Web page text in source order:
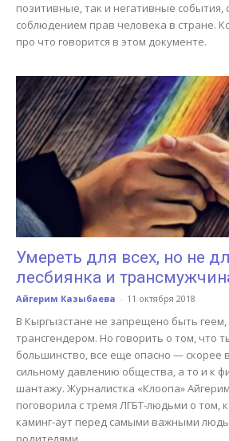
позитивные, так и негативные события,
соблюдением прав человека в стране.
про что говорится в этом документе.
Умереть для всех, но не
лесбиянка и
Айгерим Казыбаева - 11 октября 2018
В Кыргызстане не запрещено быть геем,
трансгендером. Но говорить о том, что
большинство, все еще опасно — скорее
сильному давлению общества, а то и к
шантажу. Журналистка «Клоопа»
поговорила с тремя ЛГБТ-людьми о том,
каминг-аут перед самыми важными